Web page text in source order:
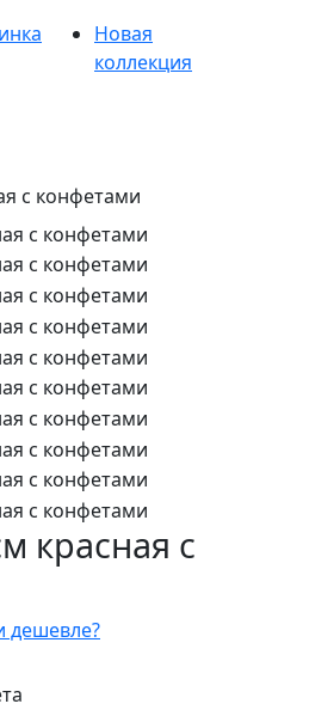
Новая
коллекция
с конфетами
дешевле?
красная с